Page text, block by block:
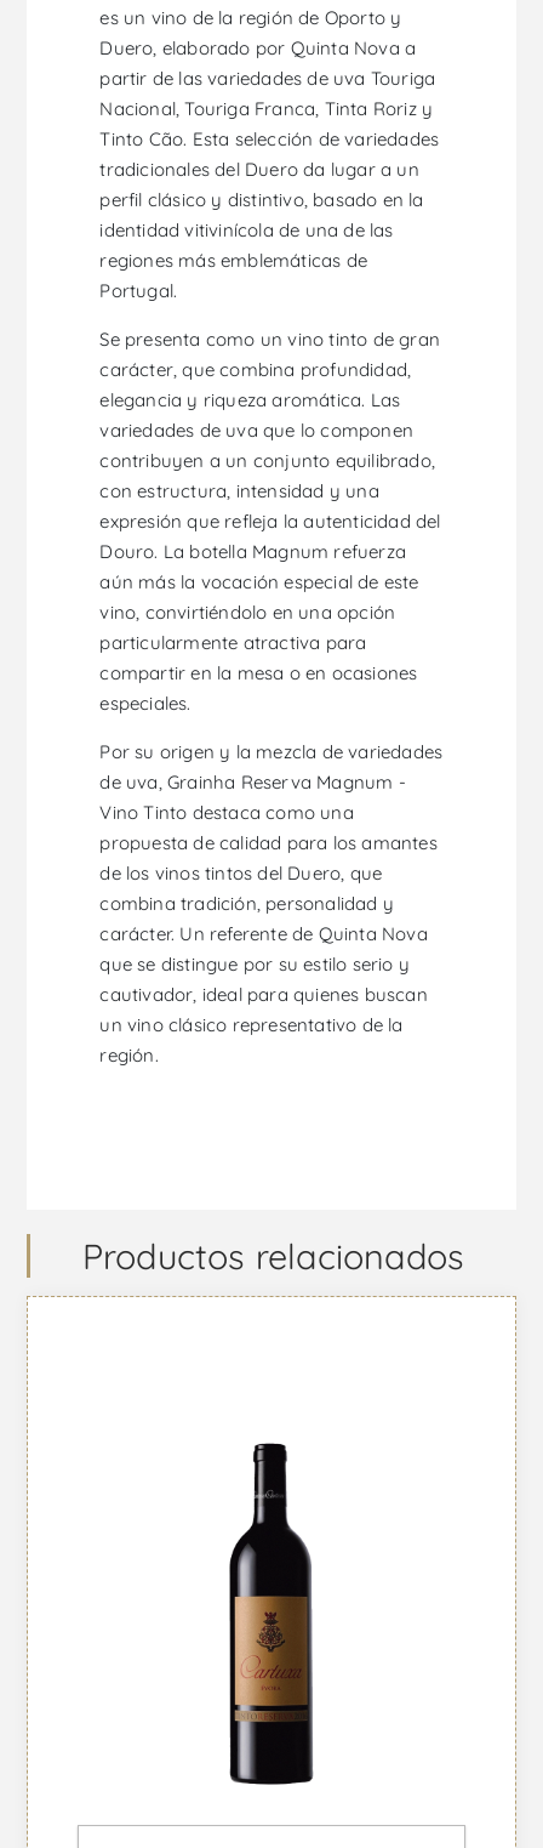
es un vino de la región de Oporto y
Duero, elaborado por Quinta Nova a
partir de las variedades de uva Touriga
Nacional, Touriga Franca, Tinta Roriz y
Tinto Cão. Esta selección de variedades
tradicionales del Duero da lugar a un
perfil clásico y distintivo, basado en la
identidad vitivinícola de una de las
regiones más emblemáticas de
Portugal.
Se presenta como un vino tinto de gran
carácter, que combina profundidad,
elegancia y riqueza aromática. Las
variedades de uva que lo componen
contribuyen a un conjunto equilibrado,
con estructura, intensidad y una
expresión que refleja la autenticidad del
Douro. La botella Magnum refuerza
aún más la vocación especial de este
vino, convirtiéndolo en una opción
particularmente atractiva para
compartir en la mesa o en ocasiones
especiales.
Por su origen y la mezcla de variedades
de uva, Grainha Reserva Magnum -
Vino Tinto destaca como una
propuesta de calidad para los amantes
de los vinos tintos del Duero, que
combina tradición, personalidad y
carácter. Un referente de Quinta Nova
que se distingue por su estilo serio y
cautivador, ideal para quienes buscan
un vino clásico representativo de la
región.
Productos relacionados